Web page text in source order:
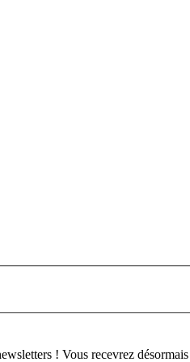
! Vous recevrez désormais